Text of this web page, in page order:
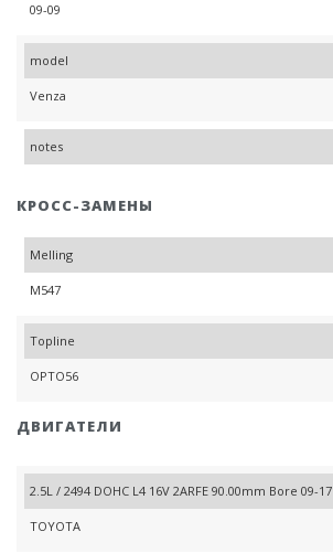
09-09
model
Venza
notes
КРОСС-ЗАМЕНЫ
Melling
M547
Topline
OPTO56
ДВИГАТЕЛИ
2.5L / 2494 DOHC L4 16V 2ARFE 90.00mm Bore 09-17
TOYOTA